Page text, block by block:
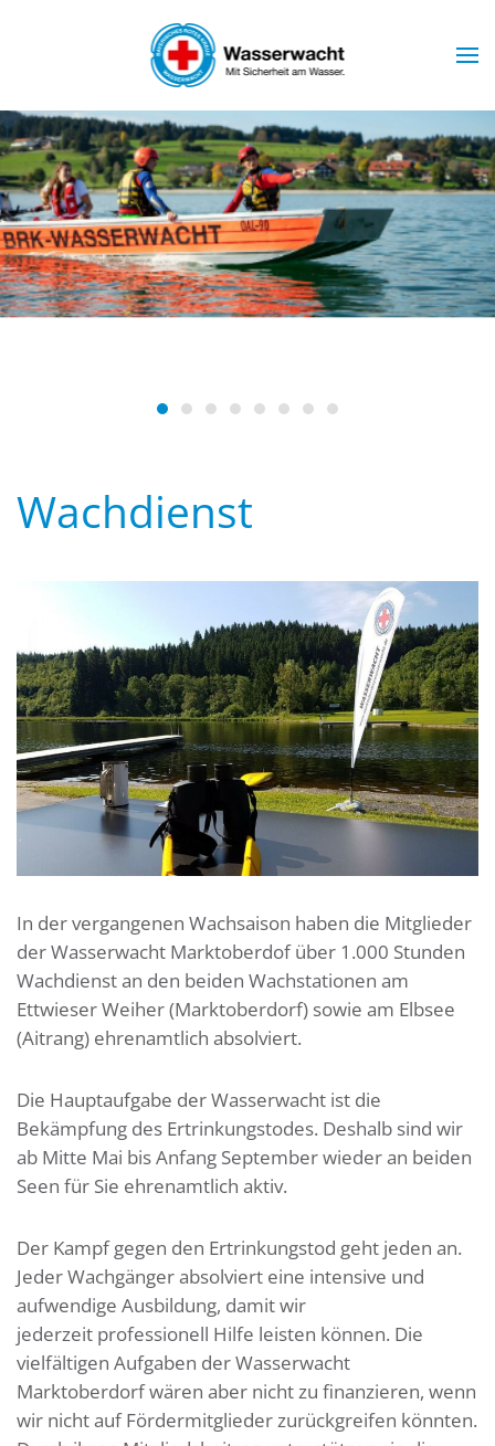
Skip to main content
Wasserwacht Marktoberdorf
Wachdienst
In der vergangenen Wachsaison haben die Mitglieder
der Wasserwacht Marktoberdof über 1.000 Stunden
Wachdienst an den beiden Wachstationen am
Ettwieser Weiher (Marktoberdorf) sowie am Elbsee
(Aitrang) ehrenamtlich absolviert.
Die Hauptaufgabe der Wasserwacht ist die
Bekämpfung des Ertrinkungstodes. Deshalb sind wir
ab Mitte Mai bis Anfang September wieder an beiden
Seen für Sie ehrenamtlich aktiv.
Der Kampf gegen den Ertrinkungstod geht jeden an.
Jeder Wachgänger absolviert eine intensive und
aufwendige Ausbildung, damit wir
jederzeit professionell Hilfe leisten können. Die
vielfältigen Aufgaben der Wasserwacht
Marktoberdorf wären aber nicht zu finanzieren, wenn
wir nicht auf Fördermitglieder zurückgreifen könnten.